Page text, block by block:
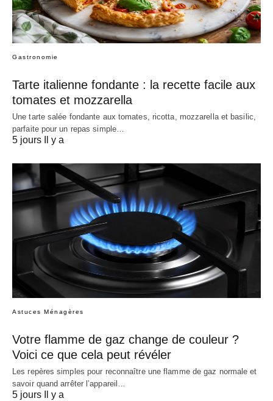
Gastronomie
Tarte italienne fondante : la recette facile aux
tomates et mozzarella
Une tarte salée fondante aux tomates, ricotta, mozzarella et basilic,
parfaite pour un repas simple…
5 jours Il y a
Astuces Ménagères
Votre flamme de gaz change de couleur ?
Voici ce que cela peut révéler
Les repères simples pour reconnaître une flamme de gaz normale et
savoir quand arrêter l’appareil…
5 jours Il y a